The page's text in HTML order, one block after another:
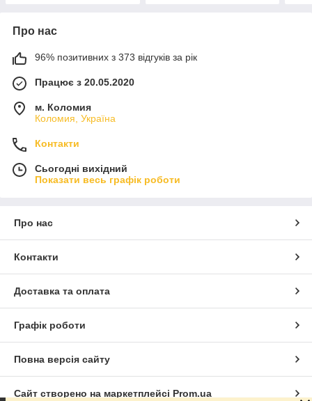
Про нас
96% позитивних з 373 відгуків за рік
Працює з 20.05.2020
м. Коломия
Коломия, Україна
Контакти
Сьогодні вихідний
Показати весь графік роботи
Про нас
Контакти
Доставка та оплата
Графік роботи
Повна версія сайту
Сайт створено на маркетплейсі Prom.ua